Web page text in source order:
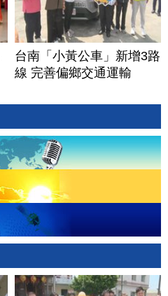
台南「小黃公車」新增3路
線 完善偏鄉交通運輸